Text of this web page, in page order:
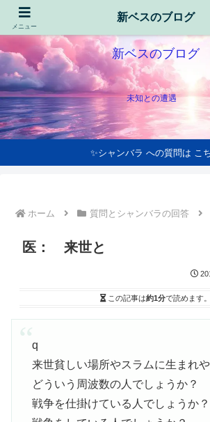
新ベスのブログ
未知との遭遇
✨シャンバラ への質問は こ
ホーム 質問とシャンバラの回答
医： 来世と
この記事は約1分で読めます。
q
来世貧しい場所やスラムに生まれ
どういう周波数の人でしょうか？
戦争を仕掛けている人でしょうか？
メニュー
新ベスのブログ